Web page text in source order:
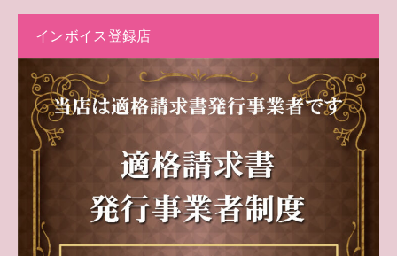
インボイス登録店